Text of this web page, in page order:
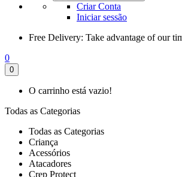
Criar Conta
Iniciar sessão
Free Delivery: Take advantage of our
0
0
O carrinho está vazio!
Todas as Categorias
Todas as Categorias
Criança
Acessórios
Atacadores
Crep Protect